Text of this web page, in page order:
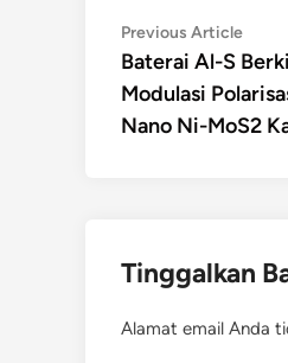
Navigasi
pos
Previous Article
Baterai Al-S
Modulasi
Nano Ni-MoS2
Tinggalkan
Alamat email Anda